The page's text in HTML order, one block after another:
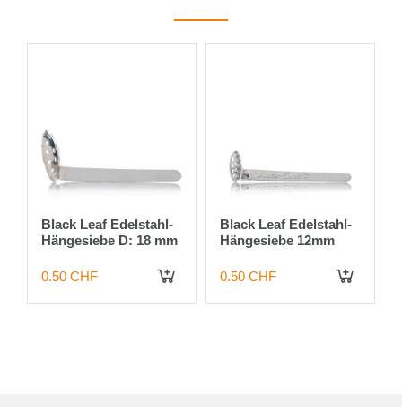
Black Leaf Edelstahl-
Hängesiebe D: 18 mm
0.50 CHF
Black Leaf Edelstahl-
Hängesiebe 12mm
0.50 CHF